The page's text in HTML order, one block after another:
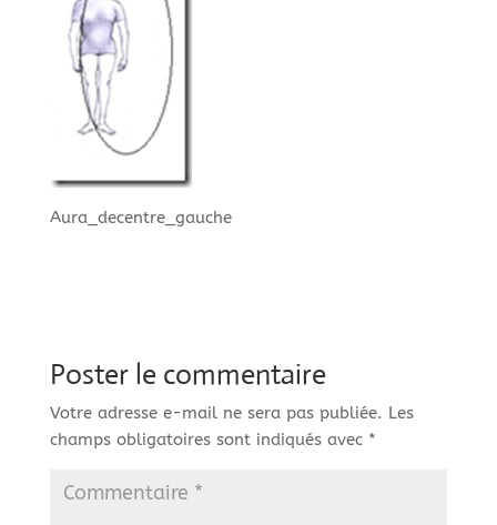
Aura_decentre_gauche
Poster le commentaire
Votre adresse e-mail ne sera pas publiée. Les
champs obligatoires sont indiqués avec *